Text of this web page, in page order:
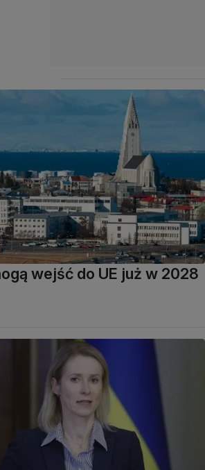
wejść do UE już w 2028